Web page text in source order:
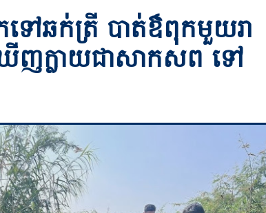
ៅឆក់ត្រី បាត់ឳពុកមួយរា
ើញក្លាយជាសាកសព ទៅ